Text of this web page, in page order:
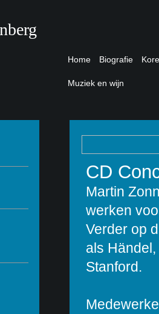
Home Biografie
Muziek en wijn
CD
Martin
werken
Verder op
als
Stanford.